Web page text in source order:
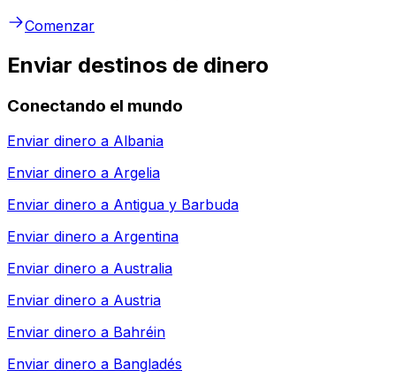
Comenzar
Enviar destinos de dinero
Conectando el mundo
Enviar dinero a Albania
Enviar dinero a Argelia
Enviar dinero a Antigua y Barbuda
Enviar dinero a Argentina
Enviar dinero a Australia
Enviar dinero a Austria
Enviar dinero a Bahréin
Enviar dinero a Bangladés